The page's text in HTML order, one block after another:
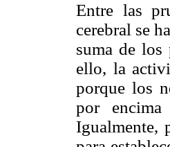
Entre las
cerebral se
suma de los
ello, la
porque los
por
Igualmente,